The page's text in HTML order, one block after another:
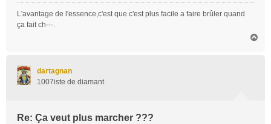
g
e
L'avantage de l'essence,c'est que c'est plus facile a faire brûler quand
ça fait ch---.
dartagnan
1007iste de diamant
Re: Ça veut plus marcher ???